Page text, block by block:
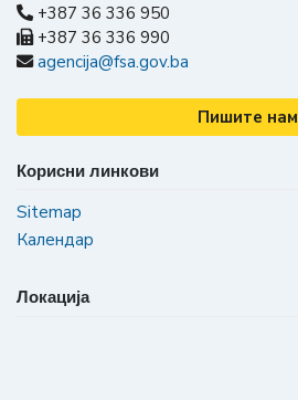
+387 36 336 950
+387 36 336 990
agencija@fsa.gov.ba
Пишите нам
Корисни линкови
Sitemap
Календар
Локација